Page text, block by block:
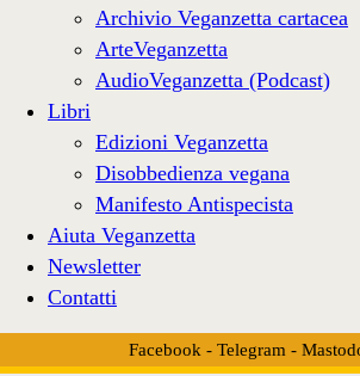
Archivio Veganzetta cartacea
ArteVeganzetta
AudioVeganzetta (Podcast)
Libri
Edizioni Veganzetta
Disobbedienza vegana
Manifesto Antispecista
Aiuta Veganzetta
Newsletter
Contatti
Facebook - Telegram -